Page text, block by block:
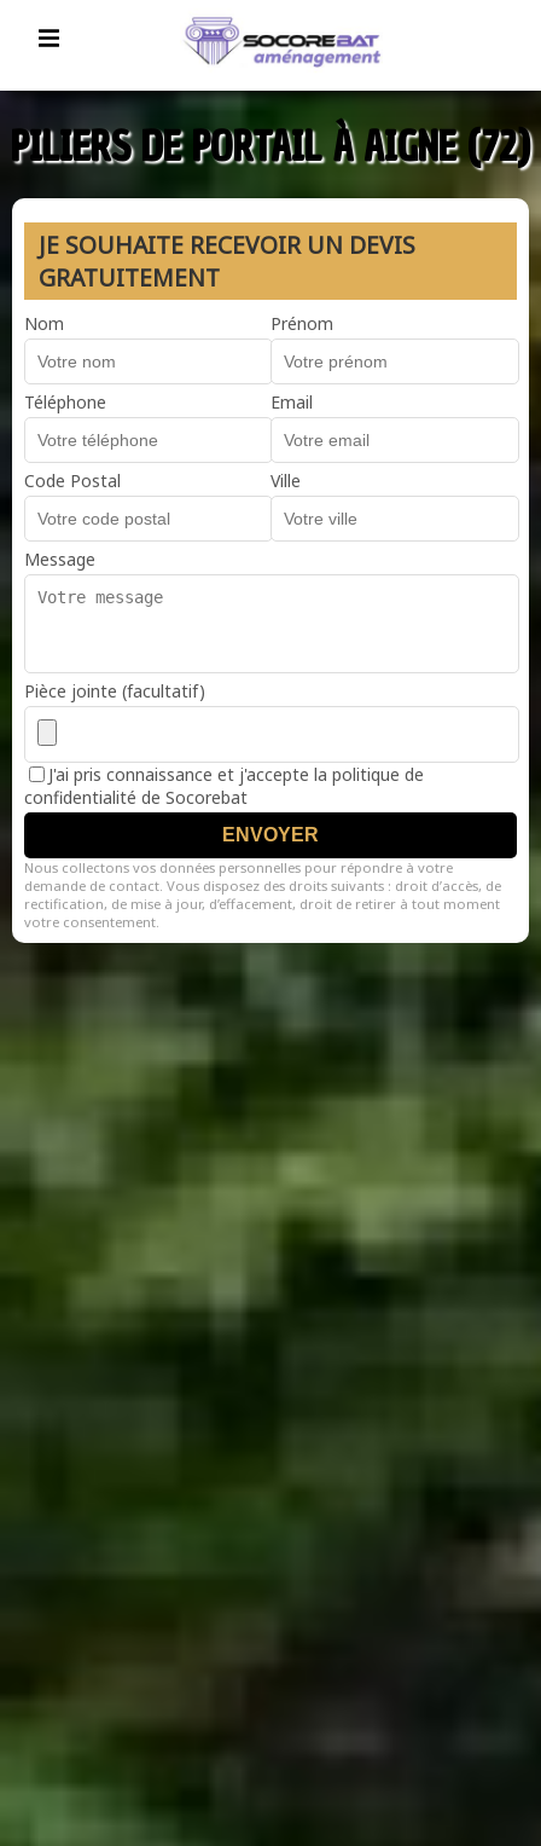
PILIERS DE PORTAIL À AIGNE (72)
JE SOUHAITE RECEVOIR UN DEVIS
GRATUITEMENT
Nom Prénom
Téléphone Email
Code Postal Ville
Message
Pièce jointe (facultatif)
J'ai pris connaissance et j'accepte la politique de
confidentialité de Socorebat
ENVOYER
Nous collectons vos données personnelles pour répondre à votre
demande de contact. Vous disposez des droits suivants : droit d’accès, de
rectification, de mise à jour, d’effacement, droit de retirer à tout moment
votre consentement.